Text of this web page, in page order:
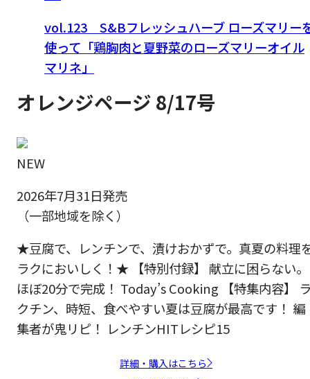
vol.123 S&Bフレッシュハーブ ローズマリー
使って「鶏胸肉と夏野菜のローズマリーオイル
マリネ」
オレンジページ 8/17号
NEW
2026年7月31日発売
（一部地域を除く）
★豆腐で、レンチンで、漬けおかずで。真夏の料理
ラクにおいしく！★ 【特別付録】 献立に困らない。
ほぼ20分で完成！ Today’s Cooking 【特集内容】
クチン、時短、食べやすい夏は豆腐が最高です！ 編
集者が鬼リピ！ レンチンHITレシピ15
詳細・購入はこちら